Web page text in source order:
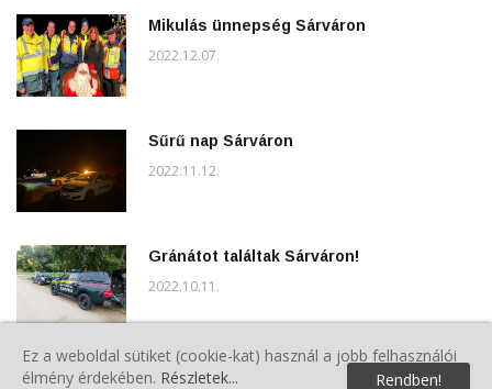
Mikulás ünnepség Sárváron
2022.12.07.
Sűrű nap Sárváron
2022.11.12.
Gránátot találtak Sárváron!
2022.10.11.
Szebb környezetért szemétgyűjtési akció
Ez a weboldal sütiket (cookie-kat) használ a jobb felhasználói
élmény érdekében. Részletek... Rendben!